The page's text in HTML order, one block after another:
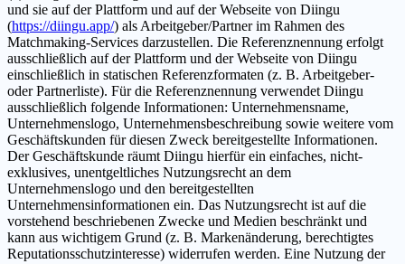
und sie auf der Plattform und auf der Webseite von Diingu
(https://diingu.app/) als Arbeitgeber/Partner im Rahmen des
Matchmaking-Services darzustellen. Die Referenznennung erfolgt
ausschließlich auf der Plattform und der Webseite von Diingu
einschließlich in statischen Referenzformaten (z. B. Arbeitgeber-
oder Partnerliste). Für die Referenznennung verwendet Diingu
ausschließlich folgende Informationen: Unternehmensname,
Unternehmenslogo, Unternehmensbeschreibung sowie weitere vom
Geschäftskunden für diesen Zweck bereitgestellte Informationen.
Der Geschäftskunde räumt Diingu hierfür ein einfaches, nicht-
exklusives, unentgeltliches Nutzungsrecht an dem
Unternehmenslogo und den bereitgestellten
Unternehmensinformationen ein. Das Nutzungsrecht ist auf die
vorstehend beschriebenen Zwecke und Medien beschränkt und
kann aus wichtigem Grund (z. B. Markenänderung, berechtigtes
Reputationsschutzinteresse) widerrufen werden. Eine Nutzung der